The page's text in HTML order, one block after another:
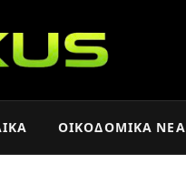
ΟΙΚΟΔΟΜΙΚΆ ΝΈΑ